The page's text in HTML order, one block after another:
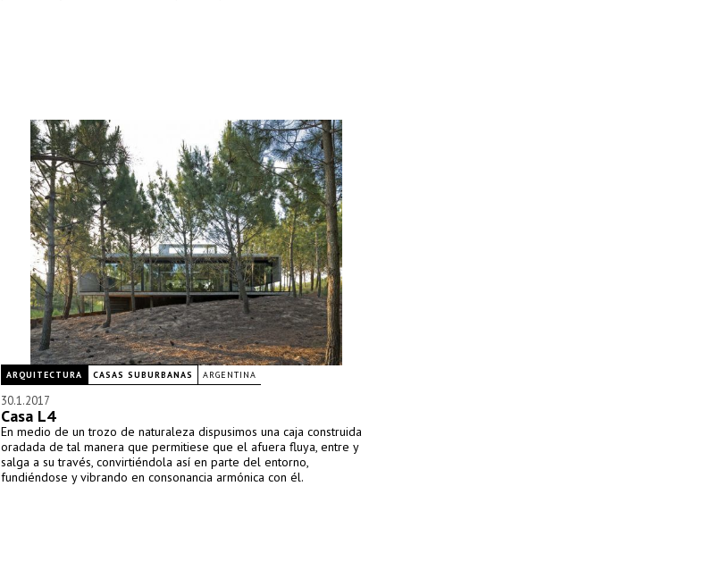
ARQUITECTURA CASAS SUBURBANAS ARGENTINA
30.1.2017
Casa L4
En medio de un trozo de naturaleza dispusimos una caja construida
oradada de tal manera que permitiese que el afuera fluya, entre y
salga a su través, convirtiéndola así en parte del entorno,
fundiéndose y vibrando en consonancia armónica con él.